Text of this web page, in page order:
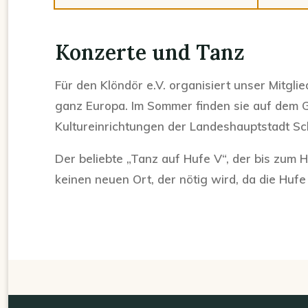
Konzerte und Tanz
Für den Klöndör e.V. organisiert unser
ganz Europa. Im Sommer finden sie auf
Kultureinrichtungen der Landeshauptstadt
Der beliebte „Tanz auf Hufe V“, der bis zum
keinen neuen Ort, der nötig wird, da die